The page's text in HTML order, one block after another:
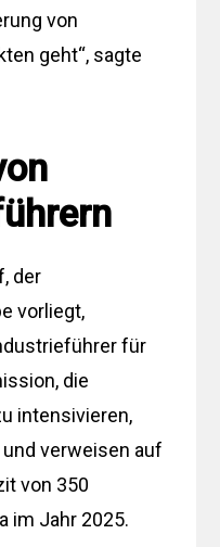
von
geht“, sagte
der
vorliegt,
für
die
intensivieren,
verweisen auf
von 350
im Jahr 2025.